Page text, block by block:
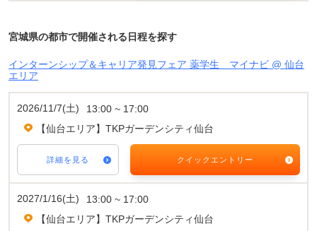
宮城県の都市で開催される日程を探す
インターンシップ＆キャリア発見フェア 薬学生 マイナビ @ 仙台
エリア
2026/11/7(土)
13:00 ~ 17:00
【仙台エリア】TKPガーデンシティ仙台
詳細を見る クイックエントリー
2027/1/16(土)
13:00 ~ 17:00
【仙台エリア】TKPガーデンシティ仙台